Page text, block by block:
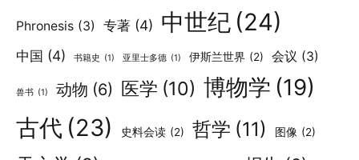
Phronesis (3) 专著 (4) 中世纪 (24)
中国 (4) 书籍史 (1) 亚里士多德 (1) 伊斯兰世界 (2) 会议 (3)
兽书 (1) 动物 (6) 医学 (10) 博物学 (19)
古代 (23) 史料会读 (2) 哲学 (11) 图像 (2)